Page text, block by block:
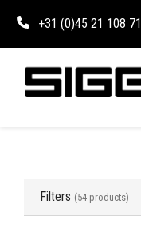
+31 (0)45 21 108 71
Filters (54 products)